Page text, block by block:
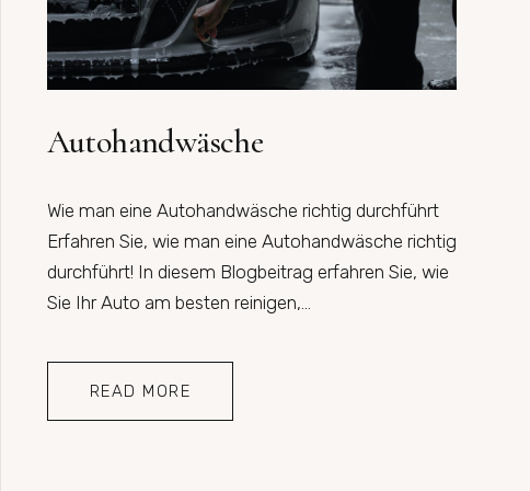
Autohandwäsche
Wie man eine Autohandwäsche richtig durchführt
Erfahren Sie, wie man eine Autohandwäsche richtig
durchführt! In diesem Blogbeitrag erfahren Sie, wie
Sie Ihr Auto am besten reinigen,…
READ MORE